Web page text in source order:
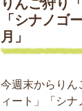
りんご狩り
「シナノゴ
月」
今週末からりん
ィート」「シ